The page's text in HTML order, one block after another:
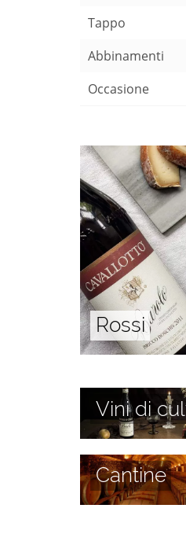
Tappo
Abbinamenti
Occasione
Rossi
Vini di
Cantine